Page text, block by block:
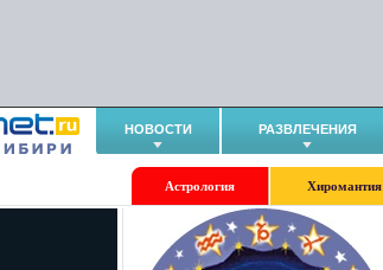
НОВОСТИ РАЗВЛЕЧЕНИЯ
Астрология Хиромантия